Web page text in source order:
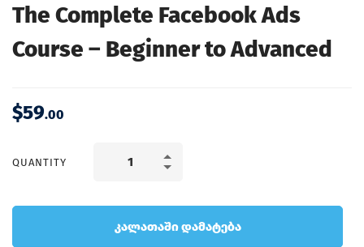
The Complete Facebook Ads
Course – Beginner to Advanced
$59.00
QUANTITY
კალათაში დამატება